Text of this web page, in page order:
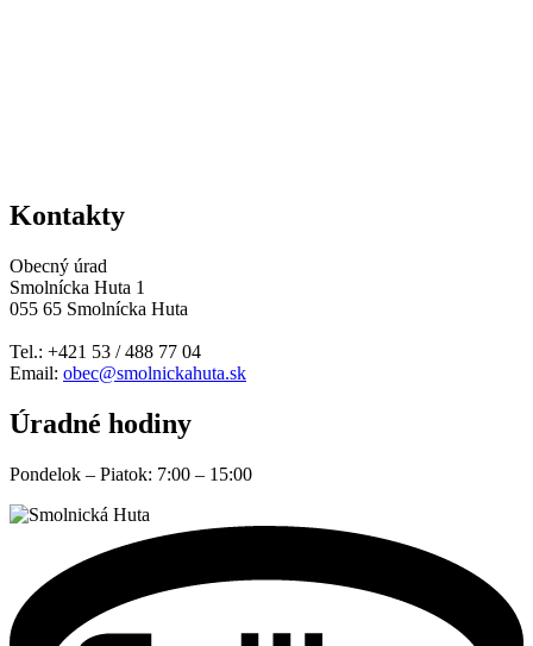
Kontakty
Obecný úrad
Smolnícka Huta 1
055 65 Smolnícka Huta
Tel.: +421 53 / 488 77 04
Email: obec@smolnickahuta.sk
Úradné hodiny
Pondelok – Piatok: 7:00 – 15:00